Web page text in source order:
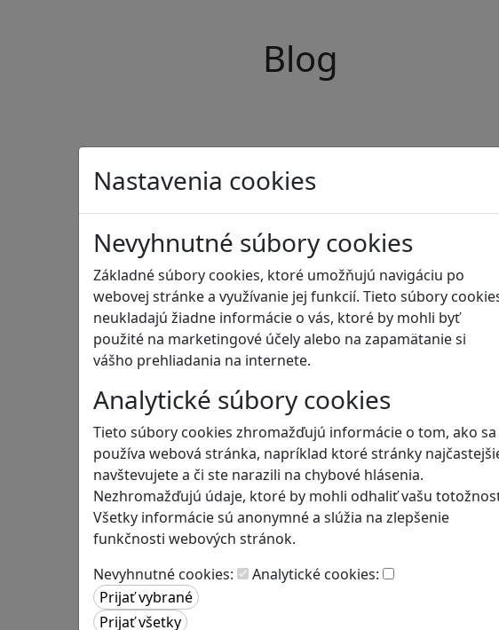
Nastavenia cookies
Nevyhnutné súbory cookies
Základné súbory cookies, ktoré umožňujú navigáciu po
webovej stránke a využívanie jej funkcií. Tieto súbory
neukladajú žiadne informácie o vás, ktoré by mohli byť
použité na marketingové účely alebo na zapamätanie si
vášho prehliadania na internete.
Analytické súbory cookies
Tieto súbory cookies zhromažďujú informácie o tom, ako sa
používa webová stránka, napríklad ktoré stránky
navštevujete a či ste narazili na chybové hlásenia.
Nezhromažďujú údaje, ktoré by mohli odhaliť vašu
Všetky informácie sú anonymné a slúžia na zlepšenie
funkčnosti webových stránok.
Nevyhnutné cookies:
Analytické cookies:
Blog